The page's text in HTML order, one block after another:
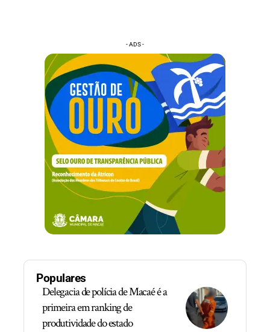
- ADS -
Populares
Delegacia de polícia de Macaé é a
primeira em ranking de
produtividade do estado